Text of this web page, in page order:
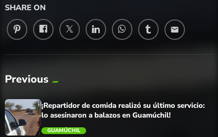
SHARE ON
email
Previous
¡Repartidor de comida realizó su último servicio:
lo asesinaron a balazos en Guamúchil!
GUAMÚCHIL